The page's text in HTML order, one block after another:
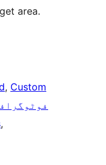
area.
, Custom